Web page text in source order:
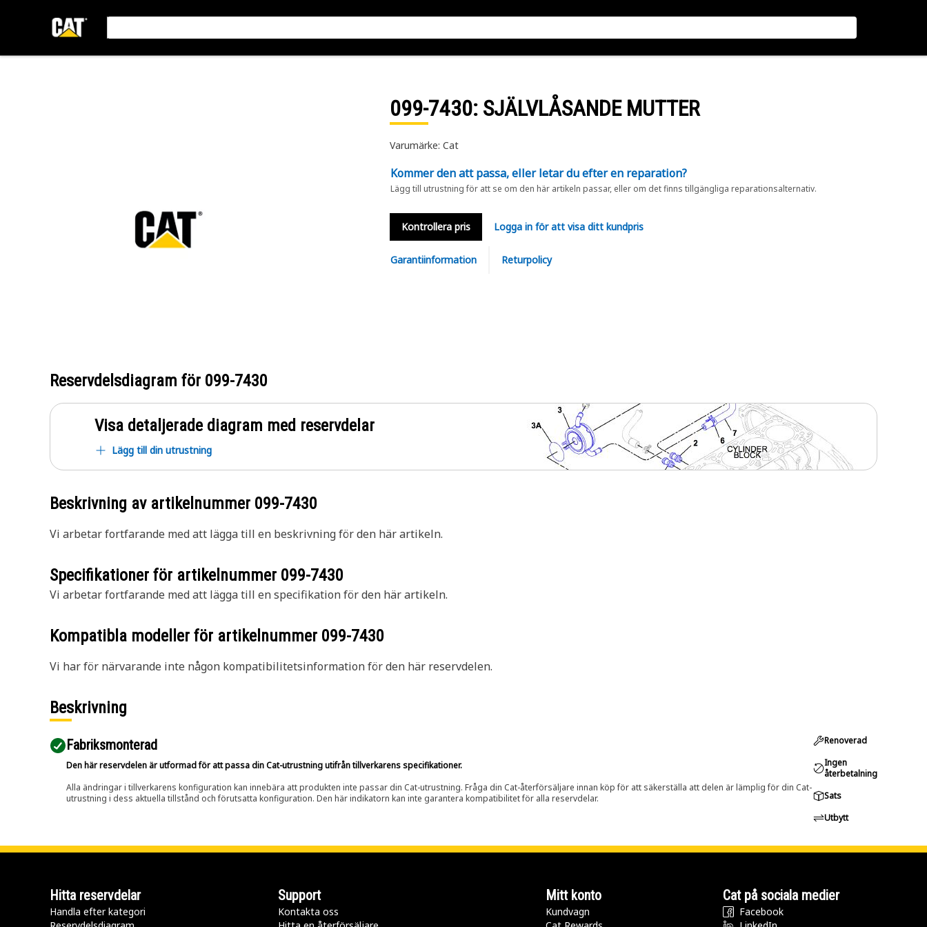
099-7430: SJÄLVLÅSANDE MUTTER
Varumärke: Cat
Kommer den att passa, eller letar du efter en reparation?
Lägg till utrustning för att se om den här artikeln passar, eller om det finns tillgängliga reparationsalternativ.
Kontrollera pris Logga in för att visa ditt kundpris
Garantiinformation Returpolicy
Reservdelsdiagram för 099-7430
Visa detaljerade diagram med reservdelar
Lägg till din utrustning
Beskrivning av artikelnummer 099-7430
Vi arbetar fortfarande med att lägga till en beskrivning för den här artikeln.
Specifikationer för artikelnummer 099-7430
Vi arbetar fortfarande med att lägga till en specifikation för den här artikeln.
Kompatibla modeller för artikelnummer 099-7430
Vi har för närvarande inte någon kompatibilitetsinformation för den här reservdelen.
Beskrivning
Fabriksmonterad
Den här reservdelen är utformad för att passa din Cat-utrustning utifrån tillverkarens specifikationer.
Alla ändringar i tillverkarens konfiguration kan innebära att produkten inte passar din Cat-utrustning. Fråga din Cat-återförsäljare innan köp för att säkerställa att delen är lämplig för din Cat-
utrustning i dess aktuella tillstånd och förutsatta konfiguration. Den här indikatorn kan inte garantera kompatibilitet för alla reservdelar.
Renoverad
Ingen
återbetalning
Sats
Utbytt
Hitta reservdelar
Handla efter kategori
Support
Kontakta oss
Mitt konto
Kundvagn
Cat på sociala medier
Facebook